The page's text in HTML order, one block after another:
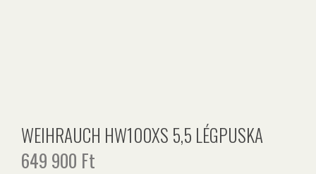
WEIHRAUCH HW100XS 5,5 LÉGPUSKA
649 900 Ft